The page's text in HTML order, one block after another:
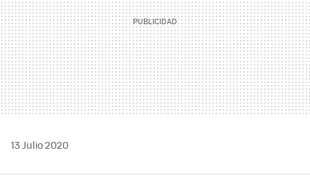
13 Julio 2020